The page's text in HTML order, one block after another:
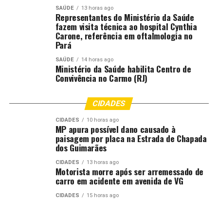
efetivos, a fim de atender à necessidade temporária de
excepcional interesse público.
Somente serão atribuídos os candidatos listados na
Nesta oitava convocação estão sendo chamados 294
candidatos para os cargos de professor pedagogo,
professor de Educação Física, professor de Inglês,
professor de Artes, professor pedagogo para sala de
recurso multifuncional, técnico em Nutrição Escolar
(TNE), TMIE auxiliar de serviços gerais (ASG), intérprete
de Libras, técnico de nível superior fonoaudiólogo e
engenheiro civil.
Datas, cargos e horários para atribuição
06/02/2026, Pedagogo, às 8h
SAÚDE 13 horas ago
Representantes do Ministério da Saúde
fazem visita técnica ao hospital Cynthia
Carone, referência em oftalmologia no
Pará
SAÚDE 14 horas ago
Ministério da Saúde habilita Centro de
Convivência no Carmo (RJ)
CIDADES
CIDADES 10 horas ago
MP apura possível dano causado à
paisagem por placa na Estrada de Chapada
dos Guimarães
CIDADES 13 horas ago
Motorista morre após ser arremessado de
carro em acidente em avenida de VG
CIDADES 15 horas ago